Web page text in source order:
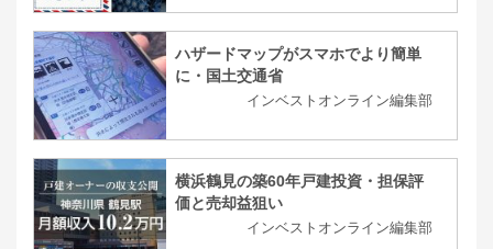
ハザードマップがスマホでより簡単
に・国土交通省
インベストオンライン編集部
横浜鶴見の築60年戸建投資・担保評
価と売却益狙い
インベストオンライン編集部